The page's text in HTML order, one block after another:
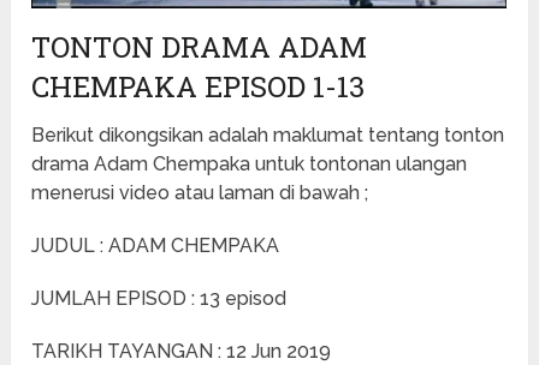
TONTON DRAMA ADAM
CHEMPAKA EPISOD 1-13
Berikut dikongsikan adalah maklumat tentang tonton
drama Adam Chempaka untuk tontonan ulangan
menerusi video atau laman di bawah ;
JUDUL : ADAM CHEMPAKA
JUMLAH EPISOD : 13 episod
TARIKH TAYANGAN : 12 Jun 2019